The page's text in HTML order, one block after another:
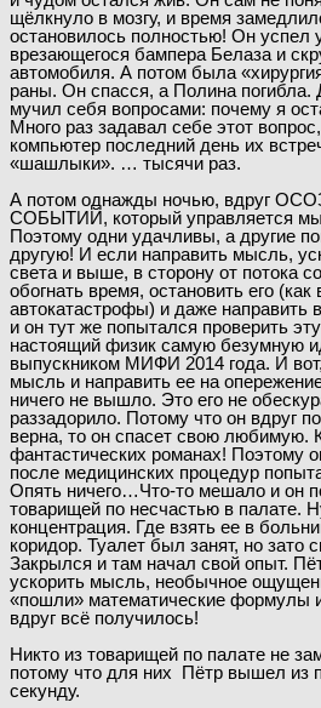
щёлкнуло в мозгу, и время
остановилось полностью! Он успел
врезающегося бампера Белаза и
автомобиля. А потом была
раны. Он спасся, а Полина
мучил себя вопросами: почему я
Много раз задавал себе этот
компьютер последний день их
«шашлыки». … тысячи раз.
А потом однажды ночью, вдруг
СОБЫТИЙ, который управляется
Поэтому одни удачливы, а другие
другую! И если направить мысль,
света и выше, в сторону от потока
обогнать время, остановить его (как
автокатастрофы) и даже направить
и он тут же попытался проверить
настоящий физик самую безумную
выпускником МИФИ 2014 года. И
мысль и направить ее на
ничего не вышло. Это его не
раззадорило. Потому что он вдруг
верна, то он спасет свою любимую.
фантастических романах! Поэтому
после медицинских процедур
Опять ничего…Что-то мешало и он
товарищей по несчастью в палате.
концентрация. Где взять ее в
коридор. Туалет был занят, но зато
Закрылся и там начал свой опыт.
ускорить мысль, необычное
«пошли» математические
вдруг всё получилось!
Никто из товарищей по палате не
потому что для них Пётр вышел из
секунду.